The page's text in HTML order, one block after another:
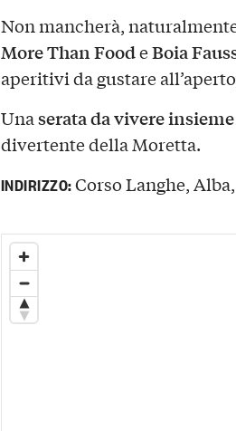
Non mancherà,
More Than FoodeBoia
aperitivi da gustare
Unaserata da vivere insieme
divertente della Moretta.
INDIRIZZO:Corso Langhe,